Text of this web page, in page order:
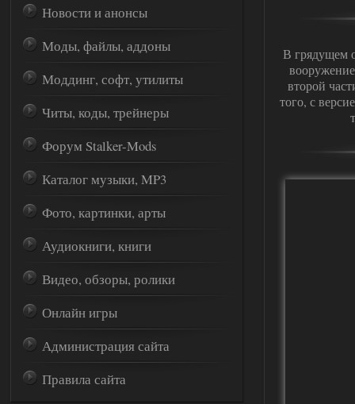
В грядущем
второй
того, с
Новости и анонсы
Моды, файлы, аддоны
Моддинг, софт, утилиты
Читы, коды, трейнеры
Форум Stalker-Mods
Каталог музыки, MP3
Фото, картинки, арты
Аудиокниги, книги
Видео, обзоры, ролики
Онлайн игры
Администрация сайта
Правила сайта